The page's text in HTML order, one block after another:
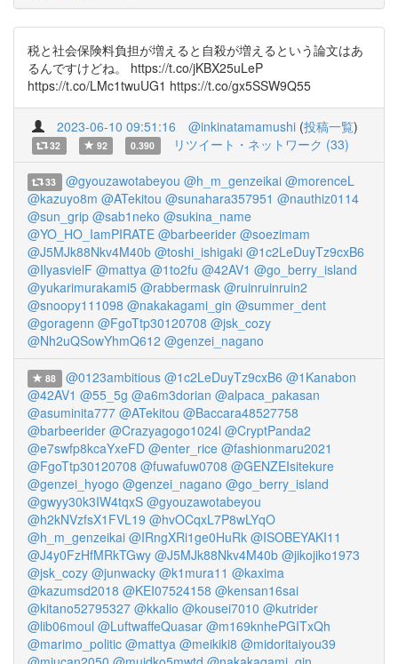
税と社会保険料負担が増えると自殺が増えるという論文はあ
るんですけどね。 https://t.co/jKBX25uLeP
https://t.co/LMc1twuUG1 https://t.co/gx5SSW9Q55
2023-06-10 09:51:16 @inkinatamamushi (投稿一覧)
32 92 0.390 リツイート・ネットワーク (33)
33 @gyouzawotabeyou @h_m_genzeikai @morenceL
@kazuyo8m @ATekitou @sunahara357951 @nauthiz0114
@sun_grip @sab1neko @sukina_name
@YO_HO_IamPIRATE @barbeerider @soezimam
@J5MJk88Nkv4M40b @toshi_ishigaki @1c2LeDuyTz9cxB6
@IlyasvielF @mattya @1to2fu @42AV1 @go_berry_island
@yukarimurakami5 @rabbermask @ruinruinruin2
@snoopy111098 @nakakagami_gin @summer_dent
@goragenn @FgoTtp30120708 @jsk_cozy
@Nh2uQSowYhmQ612 @genzei_nagano
88 @0123ambitious @1c2LeDuyTz9cxB6 @1Kanabon
@42AV1 @55_5g @a6m3dorian @alpaca_pakasan
@asuminita777 @ATekitou @Baccara48527758
@barbeerider @Crazyagogo1024l @CryptPanda2
@e7swfp8kcaYxeFD @enter_rice @fashionmaru2021
@FgoTtp30120708 @fuwafuw0708 @GENZEIsitekure
@genzei_hyogo @genzei_nagano @go_berry_island
@gwyy30k3IW4tqxS @gyouzawotabeyou
@h2kNVzfsX1FVL19 @hvOCqxL7P8wLYqO
@h_m_genzeikai @IRngXRi1ge0HuRk @ISOBEYAKI11
@J4y0FzHfMRkTGwy @J5MJk88Nkv4M40b @jikojiko1973
@jsk_cozy @junwacky @k1mura11 @kaxima
@kazumsd2018 @KEI07524158 @kensan16sai
@kitano52795327 @kkalio @kousei7010 @kutrider
@lib06moul @LuftwaffeQuasar @m169knhePGITxQh
@marimo_politic @mattya @meikiki8 @midoritaiyou39